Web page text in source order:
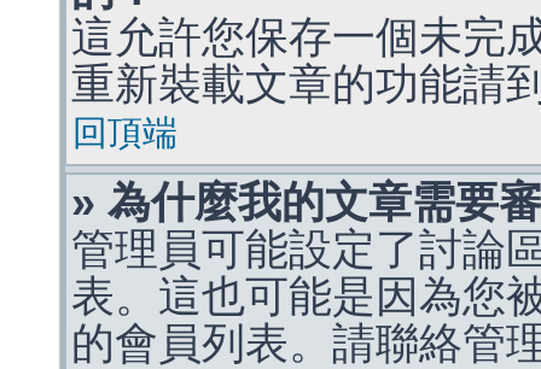
這允許您保存一個未完
重新裝載文章的功能請
回頂端
» 為什麼我的文章需要
管理員可能設定了討論
表。這也可能是因為您
的會員列表。請聯絡管